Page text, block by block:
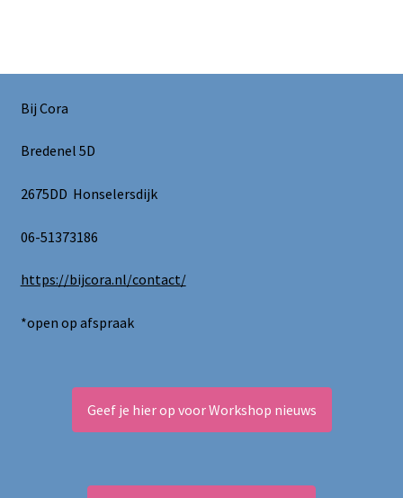
Bij Cora
Bredenel 5D
2675DD Honselersdijk
06-51373186
https://bijcora.nl/contact/
*open op afspraak
Geef je hier op voor Workshop nieuws